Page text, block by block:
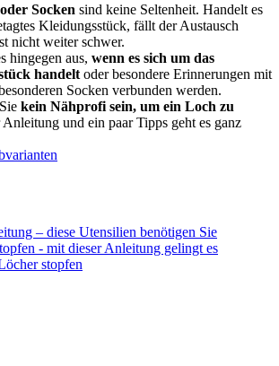
Socken sind keine Seltenheit. Handelt es
Kleidungsstück, fällt der Austausch
nicht weiter schwer.
hingegen aus, wenn es sich um das
handelt oder besondere Erinnerungen mit
Socken verbunden werden.
kein Nähprofi sein, um ein Loch zu
und ein paar Tipps geht es ganz
– diese Utensilien benötigen Sie
- mit dieser Anleitung gelingt es
stopfen